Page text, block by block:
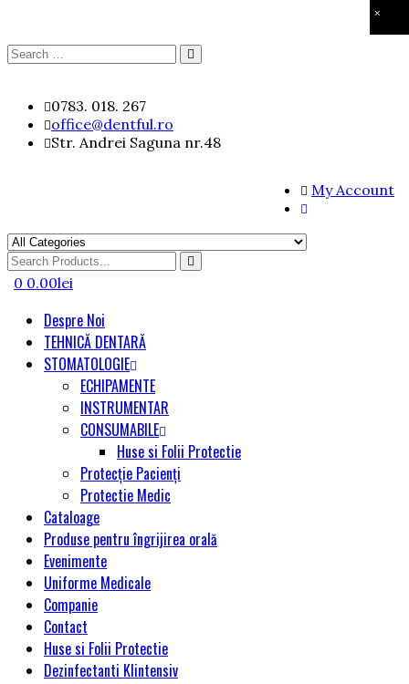
×
Search
content
0783. 018. 267
office@dentful.ro
Str. Andrei Saguna nr.48
My Account
Search
for
0 0.00lei
Despre Noi
TEHNICĂ DENTARĂ
STOMATOLOGIE
ECHIPAMENTE
INSTRUMENTAR
CONSUMABILE
Huse si Folii Protectie
Protecție Pacienți
Protectie Medic
Cataloage
Produse pentru îngrijirea orală
Evenimente
Uniforme Medicale
Companie
Contact
Huse si Folii Protectie
Dezinfectanti Klintensiv